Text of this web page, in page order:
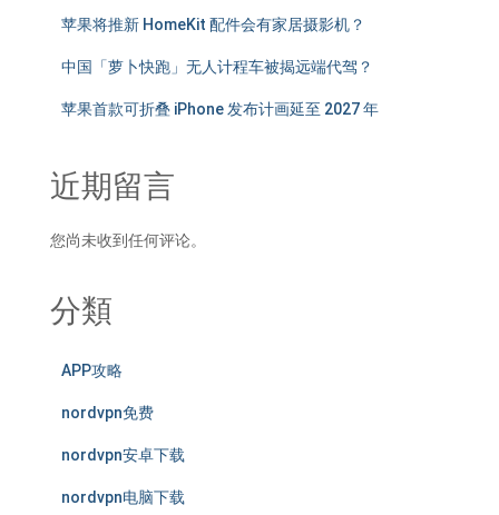
苹果将推新 HomeKit 配件会有家居摄影机？
中国「萝卜快跑」无人计程车被揭远端代驾？
苹果首款可折叠 iPhone 发布计画延至 2027 年
近期留言
您尚未收到任何评论。
分類
APP攻略
nordvpn免费
nordvpn安卓下载
nordvpn电脑下载